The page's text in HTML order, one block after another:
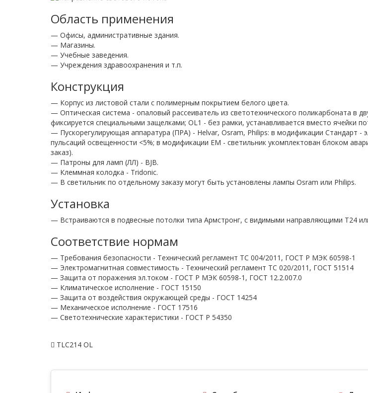
Область применения
— Офисы, административные здания.
— Магазины.
— Учебные заведения.
— Учреждения здравоохранения и т.п.
Конструкция
— Корпус из листовой стали с полимерным покрытием белого цвета.
— Оптическая система - опаловый рассеиватель из светотехнического поликарбоната в
фиксируется специальными защелками; OL1 - без рамки, устанавливается вместо ячейки
— Пускорегулирующая аппаратура (ПРА) - Helvar, Osram, Philips: в модификации Стандарт -
пульсаций освещенности <5%; в модификации EM - светильник укомплектован блоком
заказ).
— Патроны для ламп (ЛЛ) - BJB.
— Клеммная колодка - Tridonic.
— В светильник по отдельному заказу могут быть установлены лампы Osram или Philips.
Установка
— Встраиваются в подвесные потолки типа Армстронг, с видимыми направляющими T24
Соответствие нормам
— Требования безопасности - Технический регламент ТС 004/2011, ГОСТ Р МЭК 60598-1
— Электромагнитная совместимость - Технический регламент ТС 020/2011, ГОСТ 51514
— Защита от поражения эл.током - ГОСТ Р МЭК 60598-1, ГОСТ 12.2.007.0
— Климатическое исполнение - ГОСТ 15150
— Защита от воздействия окружающей среды - ГОСТ 14254
— Механическое исполнение - ГОСТ 17516
— Светотехнические характеристики - ГОСТ P 54350
TLC214 OL